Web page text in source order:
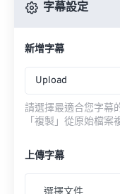
字幕設定
新增字幕
Upload
請選擇最適合您字幕
「複製」從原始檔案
上傳字幕